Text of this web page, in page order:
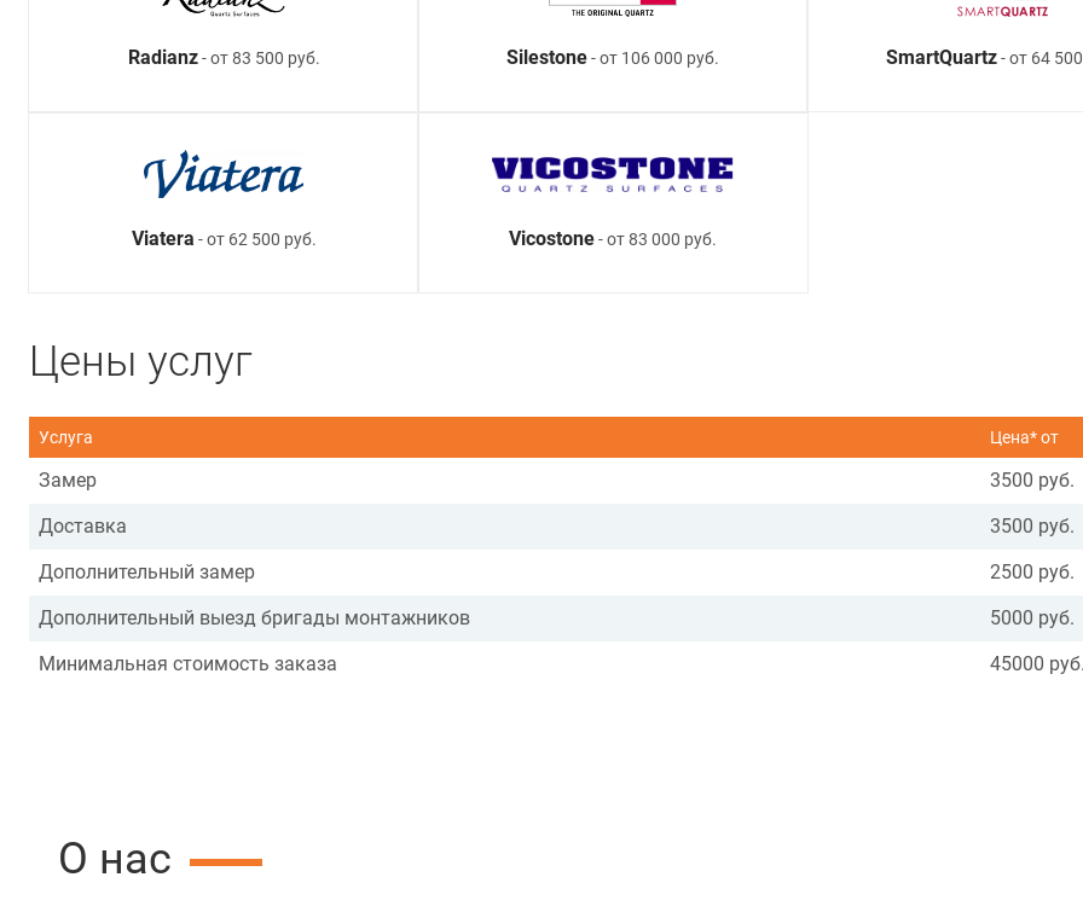
Radianz- от 83 500 руб. Silestone- от 106 000 руб. SmartQuartz- от 64
Viatera - от 62 500 руб. Vicostone- от 83 000 руб.
Цены услуг
Услуга Цена* от
Замер 3500 руб.
Доставка
3500 руб.
Дополнительный замер
2500 руб.
Дополнительный выезд бригады монтажников
5000 руб.
Минимальная стоимость заказа
45000 руб.
О нас